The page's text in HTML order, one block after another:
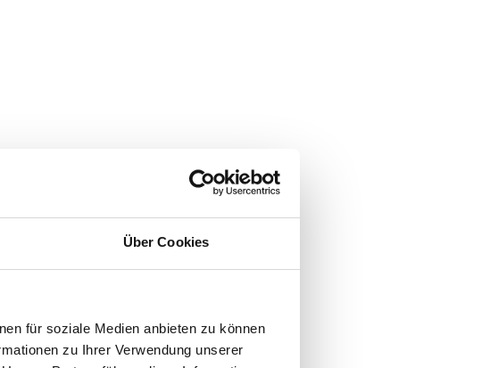
Über Cookies
für soziale Medien anbieten zu können
zu Ihrer Verwendung unserer